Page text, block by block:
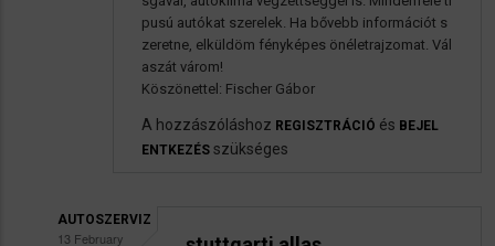
pusú autókat szerelek. Ha bővebb információt s
zeretne, elküldöm fényképes önéletrajzomat. Vál
aszát várom!
Köszönettel: Fischer Gábor
A hozzászóláshoz REGISZTRÁCIÓ és BEJEL
ENTKEZÉS szükséges
AUTOSZERVIZ
13 February